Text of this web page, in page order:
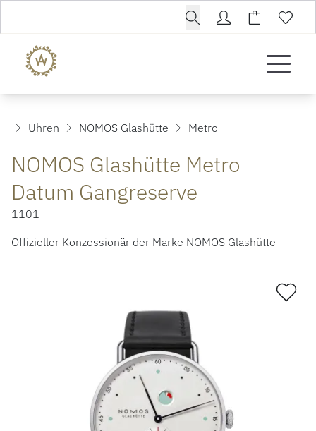
Uhren NOMOS Glashütte Metro
NOMOS Glashütte Metro
Datum Gangreserve
1101
Offizieller Konzessionär der Marke NOMOS Glashütte